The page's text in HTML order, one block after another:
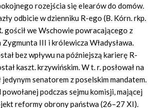
rozejścia się elearów do domów.
odbicie w dzienniku R-ego (B. Kórn. rkp.
gościł we Wschowie powracającego z
III i królewicza Władysława.
bez wpływu na późniejszą karierę R-
kaszt. krzywińskim. W t. r. posłował na
jedynym senatorem z poselskim mandatem.
powołanej podczas sejmu komisji, mającej
reformy obrony państwa (26–27 XI).